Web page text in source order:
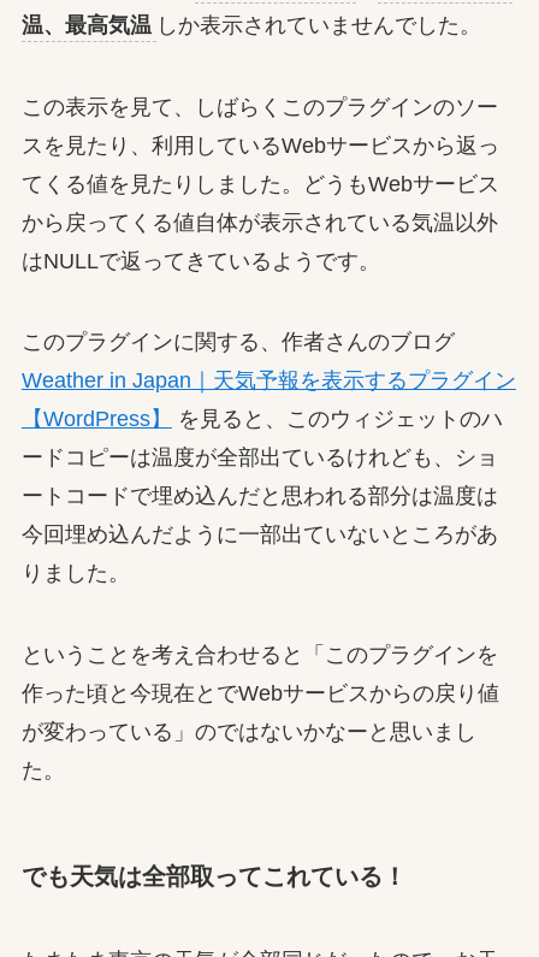
温、最高気温 しか表示されていませんでした。
この表示を見て、しばらくこのプラグインのソー
スを見たり、利用しているWebサービスから返っ
てくる値を見たりしました。どうもWebサービス
から戻ってくる値自体が表示されている気温以外
はNULLで返ってきているようです。
このプラグインに関する、作者さんのブログ
Weather in Japan｜天気予報を表示するプラグイン
【WordPress】
を見ると、このウィジェットのハ
ードコピーは温度が全部出ているけれども、ショ
ートコードで埋め込んだと思われる部分は温度は
今回埋め込んだように一部出ていないところがあ
りました。
ということを考え合わせると「このプラグインを
作った頃と今現在とでWebサービスからの戻り値
が変わっている」のではないかなーと思いまし
た。
でも天気は全部取ってこれている！